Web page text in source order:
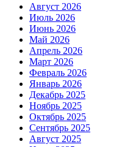
Август 2026
Июль 2026
Июнь 2026
Май 2026
Апрель 2026
Март 2026
Февраль 2026
Январь 2026
Декабрь 2025
Ноябрь 2025
Октябрь 2025
Сентябрь 2025
Август 2025